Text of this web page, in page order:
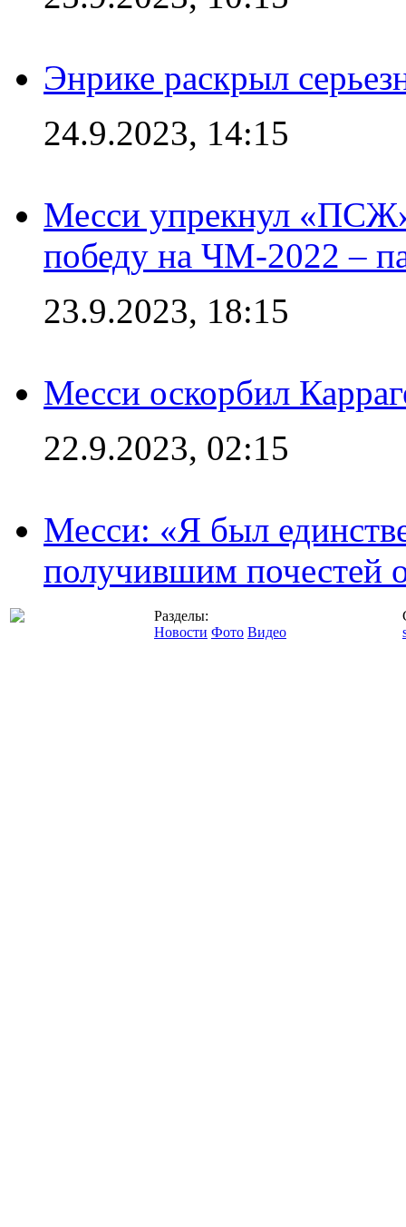
Энрике раскрыл
24.9.2023, 14:15
Месси упрекнул «ПСЖ»
победу на ЧМ-2022 –
23.9.2023, 18:15
Месси оскорбил
22.9.2023, 02:15
Месси: «Я был
получившим почестей
Разделы:
Новости Фото Видео